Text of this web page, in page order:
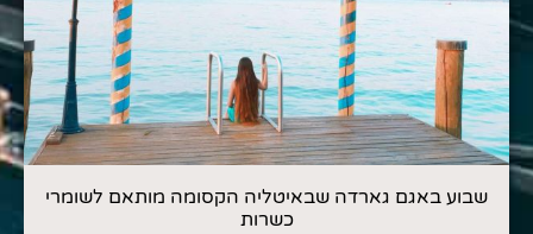
שבוע באגם גארדה שבאיטליה הקסומה מותאם לשומרי
כשרות